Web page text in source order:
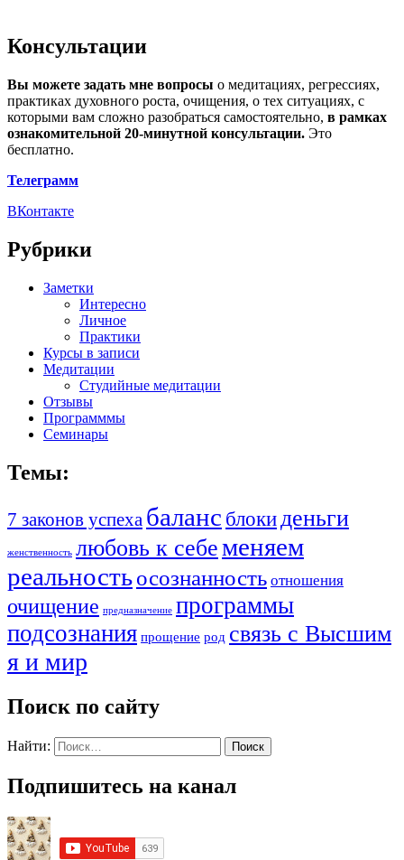
Консультации
Вы можете задать мне вопросы о медитациях, регрессиях,
практиках духовного роста, очищения, о тех ситуациях, с
которыми вам сложно разобраться самостоятельно, в рамках
ознакомительной 20-минутной консультации. Это
бесплатно.
Телеграмм
ВКонтакте
Рубрики
Заметки
Интересно
Личное
Практики
Курсы в записи
Медитации
Студийные медитации
Отзывы
Программмы
Семинары
Темы:
7 законов успеха баланс блокиденьги
женственность любовь к себеменяем
реальностьосознанность отношения
очищение предназначение программы
подсознания прощение род связь с Высшим
я и мир
Поиск по сайту
Найти:
Подпишитесь на канал